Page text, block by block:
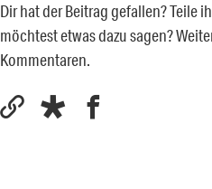
Dir hat der Beitrag gefallen? Teile
möchtest etwas dazu sagen?
Kommentaren.